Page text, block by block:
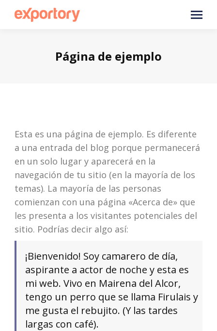
Página de ejemplo
Esta es una página de ejemplo. Es diferente
a una entrada del blog porque permanecerá
en un solo lugar y aparecerá en la
navegación de tu sitio (en la mayoría de los
temas). La mayoría de las personas
comienzan con una página «Acerca de» que
les presenta a los visitantes potenciales del
sitio. Podrías decir algo así:
¡Bienvenido! Soy camarero de día,
aspirante a actor de noche y esta es
mi web. Vivo en Mairena del Alcor,
tengo un perro que se llama Firulais y
me gusta el rebujito. (Y las tardes
largas con café).